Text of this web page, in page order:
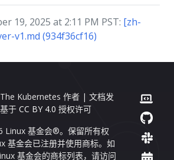
19, 2025 at 2:11 PM PST: [zh-
v1.md (934f36cf16)
Kubernetes 作者 | 文档发
于CC BY 4.0 授权许可
Linux 基金会®。保留所有权
基金会已注册并使用商标。如
基金会的商标列表，请访问